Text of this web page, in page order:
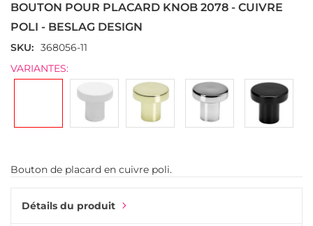
de
la
d’images
BOUTON POUR PLACARD KNOB 2078 - CUIVRE
POLI - BESLAG DESIGN
SKU
368056-11
VARIANTES:
Bouton de placard en cuivre poli.
Détails du produit